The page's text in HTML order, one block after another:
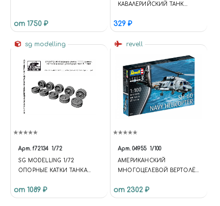
от 1750 ₽
КАВАЛЕРИЙСКИЙ ТАНК
329 ₽
sg modelling
Арт. f72134 1/72
SG MODELLING 1/72
ОПОРНЫЕ КАТКИ ТАНКА
ПОСЛЕВОЕННЫЕ (СПАЙДЕР),
ТИП 5. 10 ШТ
от 1089 ₽
revell
Арт. 04955 1/100
АМЕРИКАНСКИЙ
МНОГОЦЕЛЕВОЙ ВЕРТОЛЁТ
от 2302 ₽